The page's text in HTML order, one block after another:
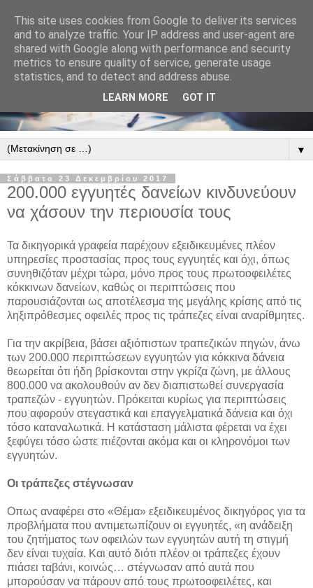
▼
Σάββατο 23 Δεκεμβρίου 2017
200.000 εγγυητές δανείων κινδυνεύουν
να χάσουν την περιουσία τους
Τα δικηγορικά γραφεία παρέχουν εξειδικευμένες πλέον
υπηρεσίες προστασίας προς τους εγγυητές και όχι, όπως
συνηθιζόταν μέχρι τώρα, μόνο προς τους πρωτοοφειλέτες
κόκκινων δανείων, καθώς οι περιπτώσεις που
παρουσιάζονται ως αποτέλεσμα της μεγάλης κρίσης από τις
ληξιπρόθεσμες οφειλές προς τις τράπεζες είναι αναρίθμητες.
Για την ακρίβεια, βάσει αξιόπιστων τραπεζικών πηγών, άνω
των 200.000 περιπτώσεων εγγυητών για κόκκινα δάνεια
θεωρείται ότι ήδη βρίσκονται στην γκρίζα ζώνη, με άλλους
800.000 να ακολουθούν αν δεν διαπιστωθεί συνεργασία
τραπεζών - εγγυητών. Πρόκειται κυρίως για περιπτώσεις
που αφορούν στεγαστικά και επαγγελματικά δάνεια και όχι
τόσο καταναλωτικά. Η κατάσταση μάλιστα φέρεται να έχει
ξεφύγει τόσο ώστε πιέζονται ακόμα και οι κληρονόμοι των
εγγυητών.
Oι τράπεζες στέγνωσαν
Οπως αναφέρει στο «Θέμα» εξειδικευμένος δικηγόρος για τα
προβλήματα που αντιμετωπίζουν οι εγγυητές, «η ανάδειξη
του ζητήματος των οφειλών των εγγυητών αυτή τη στιγμή
δεν είναι τυχαία. Και αυτό διότι πλέον οι τράπεζες έχουν
πιάσει ταβάνι, κοινώς… στέγνωσαν από αυτά που
μπορούσαν να πάρουν από τους πρωτοοφειλέτες, και
This site uses cookies from Google to deliver its services
and to analyze traffic. Your IP address and user-agent are
shared with Google along with performance and security
metrics to ensure quality of service, generate usage
statistics, and to detect and address abuse.
LEARN MORE GOT IT